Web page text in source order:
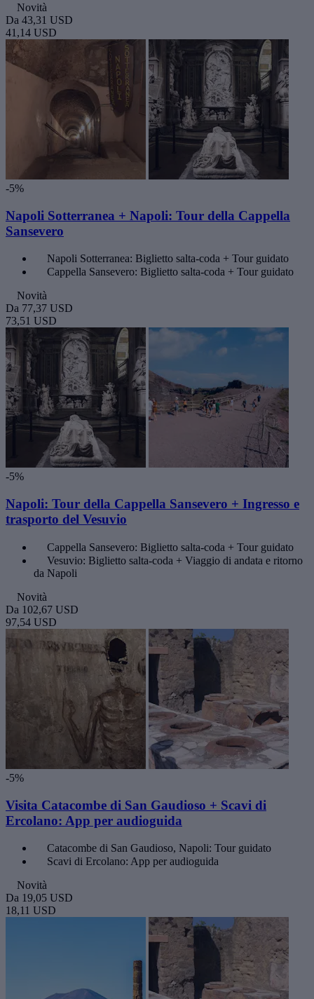
Novità
Da 43,31 USD
41,14 USD
-5%
Napoli Sotterranea + Napoli: Tour della Cappella
Sansevero
Napoli Sotterranea: Biglietto salta-coda + Tour guidato
Cappella Sansevero: Biglietto salta-coda + Tour guidato
Novità
Da 77,37 USD
73,51 USD
-5%
Napoli: Tour della Cappella Sansevero + Ingresso e
trasporto del Vesuvio
Cappella Sansevero: Biglietto salta-coda + Tour guidato
Vesuvio: Biglietto salta-coda + Viaggio di andata e ritorno
da Napoli
Novità
Da 102,67 USD
97,54 USD
-5%
Visita Catacombe di San Gaudioso + Scavi di
Ercolano: App per audioguida
Catacombe di San Gaudioso, Napoli: Tour guidato
Scavi di Ercolano: App per audioguida
Novità
Da 19,05 USD
18,11 USD